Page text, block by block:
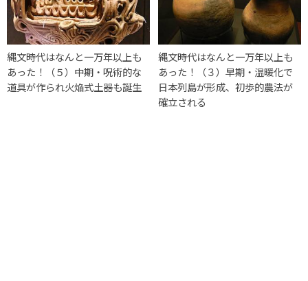
縄文時代はなんと一万年以上も
あった！（５）中期・呪術的な
道具が作られ火焔式土器も誕生
縄文時代はなんと一万年以上も
あった！（３）早期・温暖化で
日本列島が形成、初歩的農法が
確立される